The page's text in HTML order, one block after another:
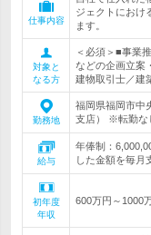
仕事内容
ジェクトにおけ
ます。
対象と
なる方
＜必須＞■事業
などの企画立案
建物取引士／建
勤務地
福岡県福岡市中
支店） ※転勤な
給与
年俸制：
した金額を毎
初年度
年収
600万円～1000